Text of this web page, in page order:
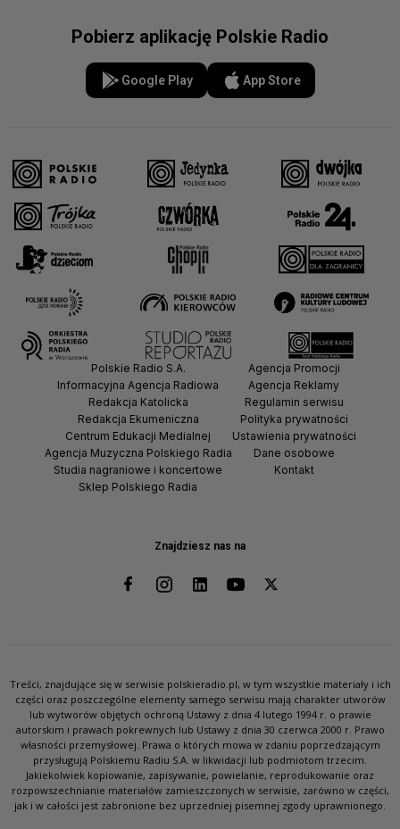
Pobierz aplikację Polskie Radio
Google Play App Store
Znajdziesz nas na
Polskie Radio S.A.
Informacyjna Agencja Radiowa
Redakcja Katolicka
Redakcja Ekumeniczna
Centrum Edukacji Medialnej
Agencja Muzyczna Polskiego Radia
Studia nagraniowe i koncertowe
Sklep Polskiego Radia
Agencja Promocji
Agencja Reklamy
Regulamin serwisu
Polityka prywatności
Ustawienia prywatności
Dane osobowe
Kontakt
Treści, znajdujące się w serwisie polskieradio.pl, w tym wszystkie materiały i ich
części oraz poszczególne elementy samego serwisu mają charakter utworów
lub wytworów objętych ochroną Ustawy z dnia 4 lutego 1994 r. o prawie
autorskim i prawach pokrewnych lub Ustawy z dnia 30 czerwca 2000 r. Prawo
własności przemysłowej. Prawa o których mowa w zdaniu poprzedzającym
przysługują Polskiemu Radiu S.A. w likwidacji lub podmiotom trzecim.
Jakiekolwiek kopiowanie, zapisywanie, powielanie, reprodukowanie oraz
rozpowszechnianie materiałów zamieszczonych w serwisie, zarówno w części,
jak i w całości jest zabronione bez uprzedniej pisemnej zgody uprawnionego.